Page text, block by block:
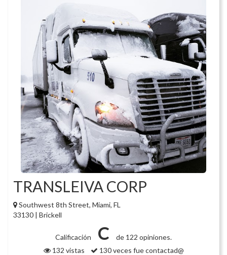
TRANSLEIVA CORP
Southwest 8th Street, Miami, FL
33130 | Brickell
Calificación C
de 122 opiniones.
132 vistas
130 veces fue contactad@